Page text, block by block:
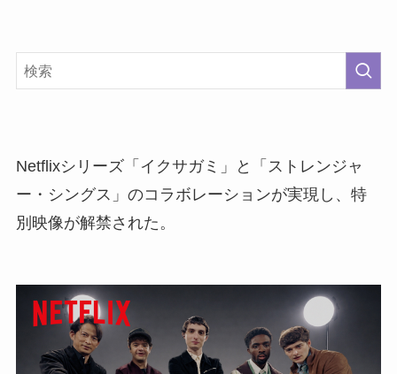
Netflixシリーズ「イクサガミ」と「ストレンジャ
ー・シングス」のコラボレーションが実現し、特
別映像が解禁された。